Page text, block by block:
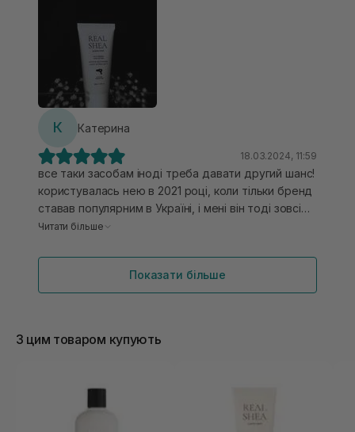
К Катерина
18.03.2024, 11:59
все таки засобам іноді треба давати другий шанс!
користувалась нею в 2021 році, коли тільки бренд
ставав популярним в Україні, і мені він тоді зовсім
не зайшов… волосся було як мочалка, як би я не
нещодавно знову спробувати через маленький
обʼєм і була вражена! присутній антифріз еффект,
волосся мʼяке і не пересушене після сушки з ним!
його в якийсь незмивний засіб, розтираю разом у
Читати більше
Показати більше
З цим товаром купують